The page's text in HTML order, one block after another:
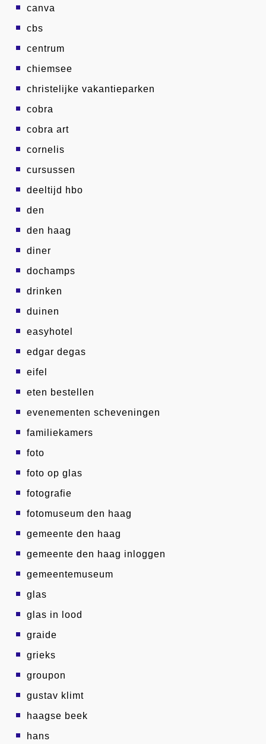
canva
cbs
centrum
chiemsee
christelijke vakantieparken
cobra
cobra art
cornelis
cursussen
deeltijd hbo
den
den haag
diner
dochamps
drinken
duinen
easyhotel
edgar degas
eifel
eten bestellen
evenementen scheveningen
familiekamers
foto
foto op glas
fotografie
fotomuseum den haag
gemeente den haag
gemeente den haag inloggen
gemeentemuseum
glas
glas in lood
graide
grieks
groupon
gustav klimt
haagse beek
hans